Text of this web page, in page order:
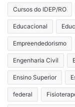
Cursos do IDEP/RO
Educacional
Empreendedorismo
Engenharia Civil
Ensino Superior
federal